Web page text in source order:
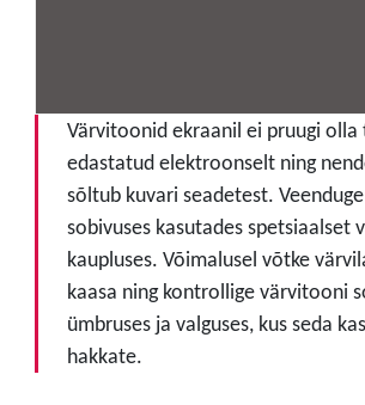
Värvitoonid ekraanil ei pruugi olla
edastatud elektroonselt ning
sõltub kuvari seadetest.
sobivuses kasutades spetsiaalset
kaupluses. Võimalusel võtke
kaasa ning kontrollige värvitooni
ümbruses ja valguses, kus seda
hakkate.